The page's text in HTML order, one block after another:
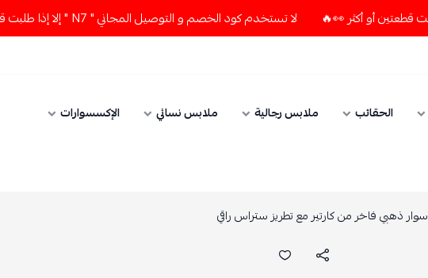
لا تستخدم كود الخصم و التوصيل المجاني " N7 " إلا إذا طلبت قطعتين أو أكثر 👀🔥
الحقائب ملابس رجالية ملابس نسائي
الإكسسوارات
سوار ذهبي فاخر من كارتير مع تطريز ستراس راقي